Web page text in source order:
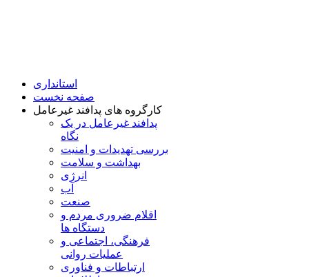
استانداری
صفحه نخست
کارگروه های پدافند غیرعامل
پدافند غیرعامل در یک
نگاه
بررسی تهدیدات و امنیت
بهداشت و سلامت
انرژی
آب
صنعت
اقلام ضروری مردم و
دستگاه ها
فرهنگی، اجتماعی و
عملیات روانی
ارتباطات و فناوری